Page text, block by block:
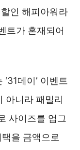
인 해피아워라
트가 혼재되어
데이’ 이벤트
아니라 패밀리
사이즈를 업그
을 금액으로